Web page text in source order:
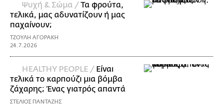
Ψυχή & Σώμα /Τα φρούτα,
τελικά, μας αδυνατίζουν ή μας
παχαίνουν;
ΤΖΟΥΛΗ ΑΓΟΡΑΚΗ
24.7.2026
ΗΕΑLTHY PEOPLE / Είναι
τελικά το καρπούζι μια βόμβα
ζάχαρης; Ένας γιατρός απαντά
ΣΤΕΛΙΟΣ ΠΑΝΤΑΖΗΣ